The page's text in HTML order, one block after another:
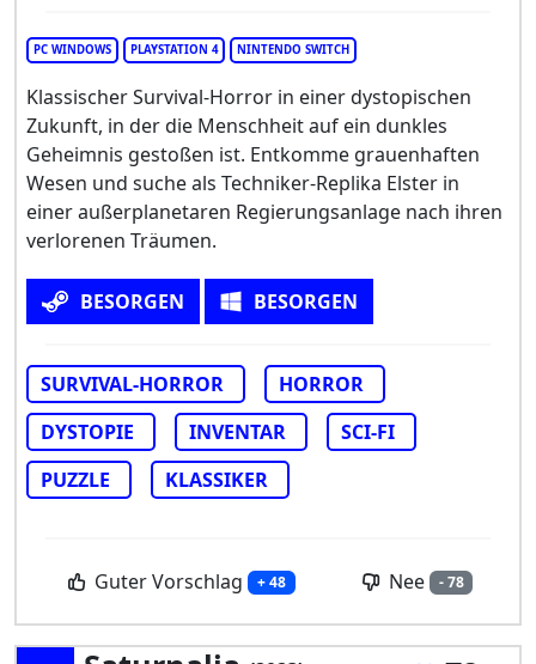
PC WINDOWS PLAYSTATION 4 NINTENDO SWITCH
Klassischer Survival-Horror in einer dystopischen
Zukunft, in der die Menschheit auf ein dunkles
Geheimnis gestoßen ist. Entkomme grauenhaften
Wesen und suche als Techniker-Replika Elster in
einer außerplanetaren Regierungsanlage nach ihren
verlorenen Träumen.
BESORGEN BESORGEN
SURVIVAL-HORROR
HORROR
DYSTOPIE
INVENTAR
SCI-FI
PUZZLE
KLASSIKER
Guter Vorschlag + 48 Nee - 78